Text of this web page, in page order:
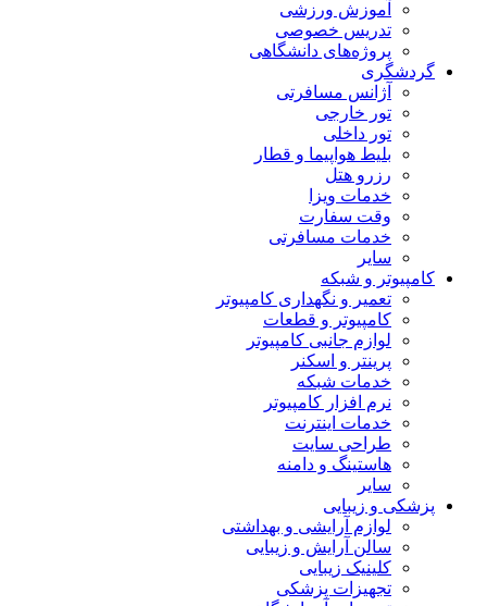
آموزش ورزشی
تدریس خصوصی
پروژه‌های دانشگاهی
گردشگری
آژانس مسافرتی
تور خارجی
تور داخلی
بلیط هواپیما و قطار
رزرو هتل
خدمات ویزا
وقت سفارت
خدمات مسافرتی
سایر
کامپیوتر و شبکه
تعمیر و نگهداری کامپیوتر
کامپیوتر و قطعات
لوازم جانبی کامپیوتر
پرینتر و اسکنر
خدمات شبکه
نرم افزار کامپیوتر
خدمات اینترنت
طراحی سایت
هاستینگ و دامنه
سایر
پزشکی و زیبایی
لوازم آرایشی و بهداشتی
سالن آرایش و زیبایی
کلینیک زیبایی
تجهیزات پزشکی